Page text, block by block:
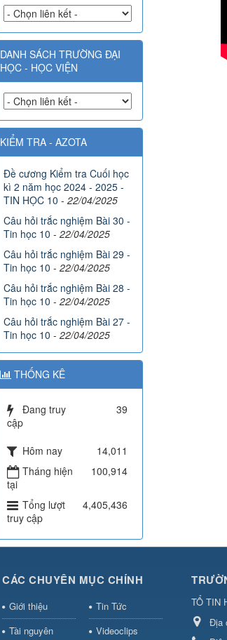
DANH SÁCH TRƯỜNG ĐẠI
HỌC - HỌC VIỆN
KIỂM TRA - AZOTA
Đề cương Kiểm tra Cuối học
kì 2 năm học 2024 - 2025 -
TIN HỌC 10 - 22/04/2025
Câu hỏi trắc nghiệm Bài 30 -
Tin học 10 - 22/04/2025
Câu hỏi trắc nghiệm Bài 29 -
Tin học 10 - 22/04/2025
Câu hỏi trắc nghiệm Bài 28 -
Tin học 10 - 22/04/2025
Câu hỏi trắc nghiệm Bài 27 -
Tin học 10 - 22/04/2025
THỐNG KÊ
Đang truy
cập
39
Hôm nay
14,011
Tháng hiện
tại
100,914
Tổng lượt
truy cập
4,405,436
CÁC CHUYÊN MỤC CHÍNH
Giới thiệu
Tin Tức
Tài nguyên
Videoclips
TỔ TIN
Địa